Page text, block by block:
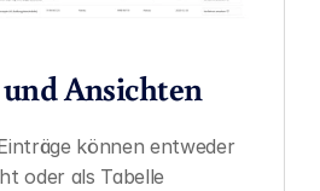
Ansichten
können entweder
oder als Tabelle